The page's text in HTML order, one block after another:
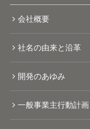
会社概要
社名の由来と沿革
開発のあゆみ
一般事業主行動計画